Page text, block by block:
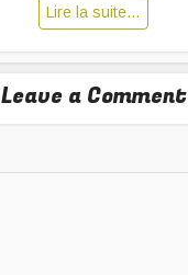
Lire la suite…
Leave a Comment